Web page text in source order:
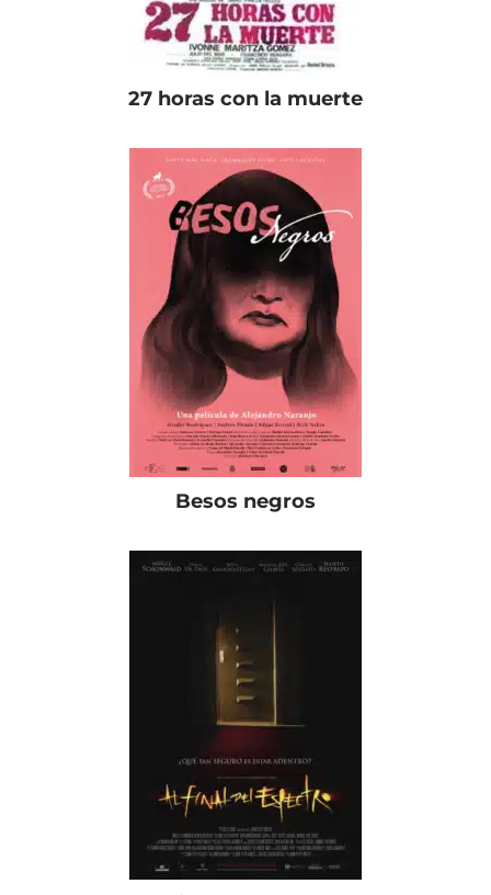
27 horas con la muerte
Besos negros